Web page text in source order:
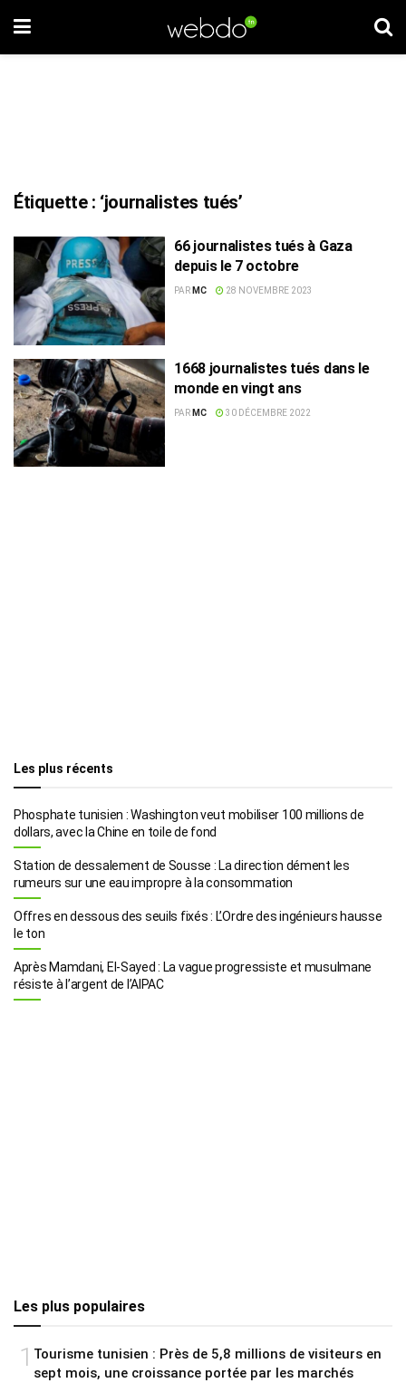
Étiquette : ‘journalistes tués’
66 journalistes tués à Gaza
depuis le 7 octobre
PAR MC 28 NOVEMBRE 2023
1668 journalistes tués dans le
monde en vingt ans
PAR MC 30 DÉCEMBRE 2022
Les plus récents
Phosphate tunisien : Washington veut mobiliser 100 millions de
dollars, avec la Chine en toile de fond
Station de dessalement de Sousse : La direction dément les
rumeurs sur une eau impropre à la consommation
Offres en dessous des seuils fixés : L’Ordre des ingénieurs hausse
le ton
Après Mamdani, El-Sayed : La vague progressiste et musulmane
résiste à l’argent de l’AIPAC
Les plus populaires
1 Tourisme tunisien : Près de 5,8 millions de visiteurs en
sept mois, une croissance portée par les marchés